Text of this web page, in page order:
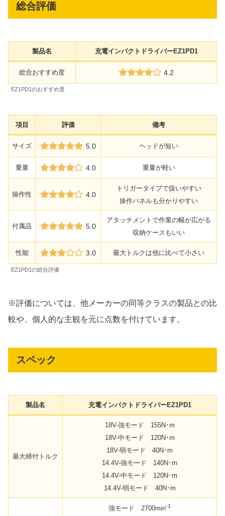
総合評価
製品名 充電インパクトドライバーEZ1PD1
総合おすすめ度 4.2
EZ1PD1のおすすめ度
項目 評価 備考
サイズ 5.0 ヘッドが短い
重量 4.0 重量が軽い
操作性 4.0
トリガータイプで扱いやすい
操作パネルも分かりやすい
付属品 5.0
アタッチメントで作業の幅が広がる
収納ケースもいい
性能 3.0 最大トルクは他に比べて小さい
EZ1PD1の総合評価
※評価については、他メーカーの同等クラスの製品との比
較や、個人的な主観を元に点数を付けています。
スペック
製品名 充電インパクトドライバーEZ1PD1
最大締付トルク
18V-強モード 155N･m
18V-中モード 120N･m
18V-弱モード 40N･m
14.4V-強モード 140N･m
14.4V-中モード 120N･m
14.4V-弱モード 40N･m
強モード 2700min-1